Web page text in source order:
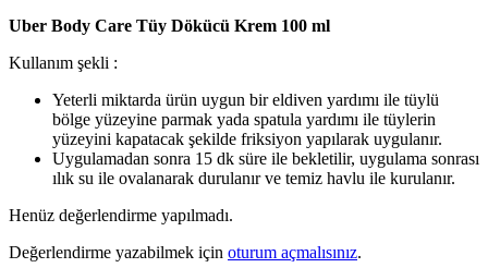
Uber Body Care Tüy Dökücü Krem 100 ml
Kullanım şekli :
Yeterli miktarda ürün uygun bir eldiven yardımı ile tüylü
bölge yüzeyine parmak yada spatula yardımı ile tüylerin
yüzeyini kapatacak şekilde friksiyon yapılarak uygulanır.
Uygulamadan sonra 15 dk süre ile bekletilir, uygulama sonrası
ılık su ile ovalanarak durulanır ve temiz havlu ile kurulanır.
Henüz değerlendirme yapılmadı.
Değerlendirme yazabilmek için oturum açmalısınız.